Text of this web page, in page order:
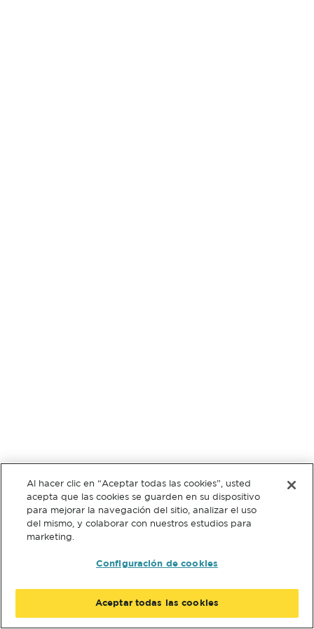
Al hacer clic en “Aceptar todas las cookies”, usted
acepta que las cookies se guarden en su dispositivo
para mejorar la navegación del sitio, analizar el uso
del mismo, y colaborar con nuestros estudios para
marketing.
Configuración de cookies
Aceptar todas las cookies